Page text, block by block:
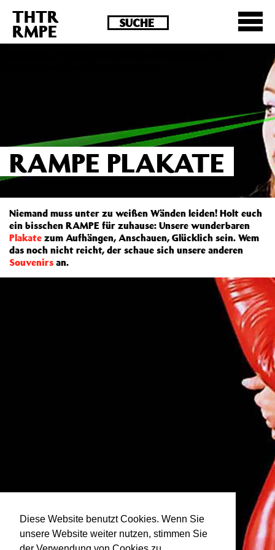
Diese Website benutzt Cookies. Wenn Sie
unsere Website weiter nutzen, stimmen Sie
Deprecated : Die Funktion post_permalink ist seit
Version 4.4.0 veraltet! Verwende stattdessen
get_permalink(). in
THTR
RMPE
RAMPE PLAKATE
Niemand muss unter zu weißen Wänden leiden! Holt euch
ein bisschen RAMPE für zuhause: Unsere wunderbaren
Plakate zum Aufhängen, Anschauen, Glücklich sein. Wem
das noch nicht reicht, der schaue sich unsere anderen
Souvenirs an.